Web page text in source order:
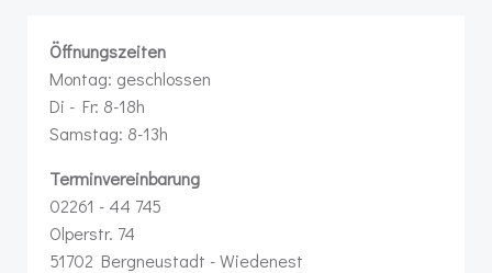
Öffnungszeiten
Montag: geschlossen
Di - Fr: 8-18h
Samstag: 8-13h
Terminvereinbarung
02261 - 44 745
Olperstr. 74
51702 Bergneustadt - Wiedenest